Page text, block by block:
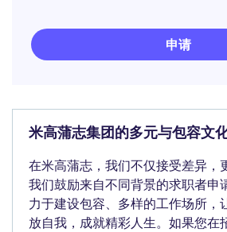
申请
米高蒲志集团的多元与包容文
在米高蒲志，我们不仅接受差异，
我们鼓励来自不同背景的求职者申
力于建设包容、多样的工作场所，
放自我，成就精彩人生。如果您在